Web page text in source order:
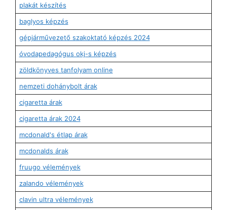
plakát készítés
baglyos képzés
gépjárművezető szakoktató képzés 2024
óvodapedagógus okj-s képzés
zöldkönyves tanfolyam online
nemzeti dohánybolt árak
cigaretta árak
cigaretta árak 2024
mcdonald's étlap árak
mcdonalds árak
fruugo vélemények
zalando vélemények
clavin ultra vélemények